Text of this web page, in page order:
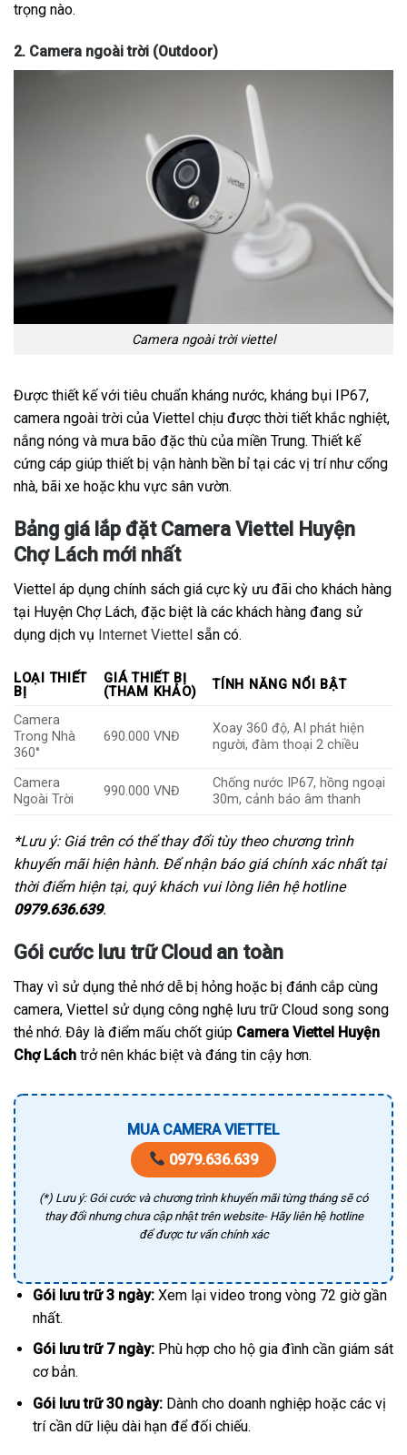
trọng nào.
2. Camera ngoài trời (Outdoor)
Camera ngoài trời viettel
Được thiết kế với tiêu chuẩn kháng nước, kháng bụi IP67,
camera ngoài trời của Viettel chịu được thời tiết khắc nghiệt,
nắng nóng và mưa bão đặc thù của miền Trung. Thiết kế
cứng cáp giúp thiết bị vận hành bền bỉ tại các vị trí như cổng
nhà, bãi xe hoặc khu vực sân vườn.
Bảng giá lắp đặt Camera Viettel Huyện
Chợ Lách mới nhất
Viettel áp dụng chính sách giá cực kỳ ưu đãi cho khách hàng
tại Huyện Chợ Lách, đặc biệt là các khách hàng đang sử
dụng dịch vụ Internet Viettel sẵn có.
LOẠI THIẾT
BỊ
GIÁ THIẾT BỊ
(THAM KHẢO)
TÍNH NĂNG NỔI BẬT
Camera
Trong Nhà
360°
690.000 VNĐ
Xoay 360 độ, AI phát hiện
người, đàm thoại 2 chiều
Camera
Ngoài Trời
990.000 VNĐ
Chống nước IP67, hồng ngoại
30m, cảnh báo âm thanh
*Lưu ý: Giá trên có thể thay đổi tùy theo chương trình
khuyến mãi hiện hành. Để nhận báo giá chính xác nhất tại
thời điểm hiện tại, quý khách vui lòng liên hệ hotline
0979.636.639.
Gói cước lưu trữ Cloud an toàn
Thay vì sử dụng thẻ nhớ dễ bị hỏng hoặc bị đánh cắp cùng
camera, Viettel sử dụng công nghệ lưu trữ Cloud song song
thẻ nhớ. Đây là điểm mấu chốt giúp Camera Viettel Huyện
Chợ Lách trở nên khác biệt và đáng tin cậy hơn.
MUA CAMERA VIETTEL
0979.636.639
(*) Lưu ý: Gói cước và chương trình khuyến mãi từng tháng sẽ có
thay đổi nhưng chưa cập nhật trên website- Hãy liên hệ hotline
để được tư vấn chính xác
Gói lưu trữ 3 ngày:Xem lại video trong vòng 72 giờ gần
nhất.
Gói lưu trữ 7 ngày:Phù hợp cho hộ gia đình cần giám sát
cơ bản.
Gói lưu trữ 30 ngày:Dành cho doanh nghiệp hoặc các vị
trí cần dữ liệu dài hạn để đối chiếu.